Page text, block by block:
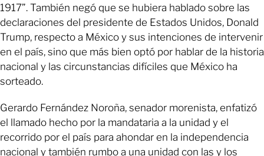
1917”. También negó que se hubiera hablado sobre las
declaraciones del presidente de Estados Unidos, Donald
Trump, respecto a México y sus intenciones de intervenir
en el país, sino que más bien optó por hablar de la historia
nacional y las circunstancias difíciles que México ha
sorteado.
Gerardo Fernández Noroña, senador morenista, enfatizó
el llamado hecho por la mandataria a la unidad y el
recorrido por el país para ahondar en la independencia
nacional y también rumbo a una unidad con las y los